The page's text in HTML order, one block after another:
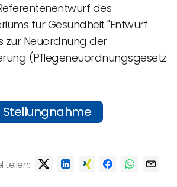
des
für Gesundheit "Entwurf
zur Neuordnung der
(Pflegeneuordnungsgesetz
teilen: